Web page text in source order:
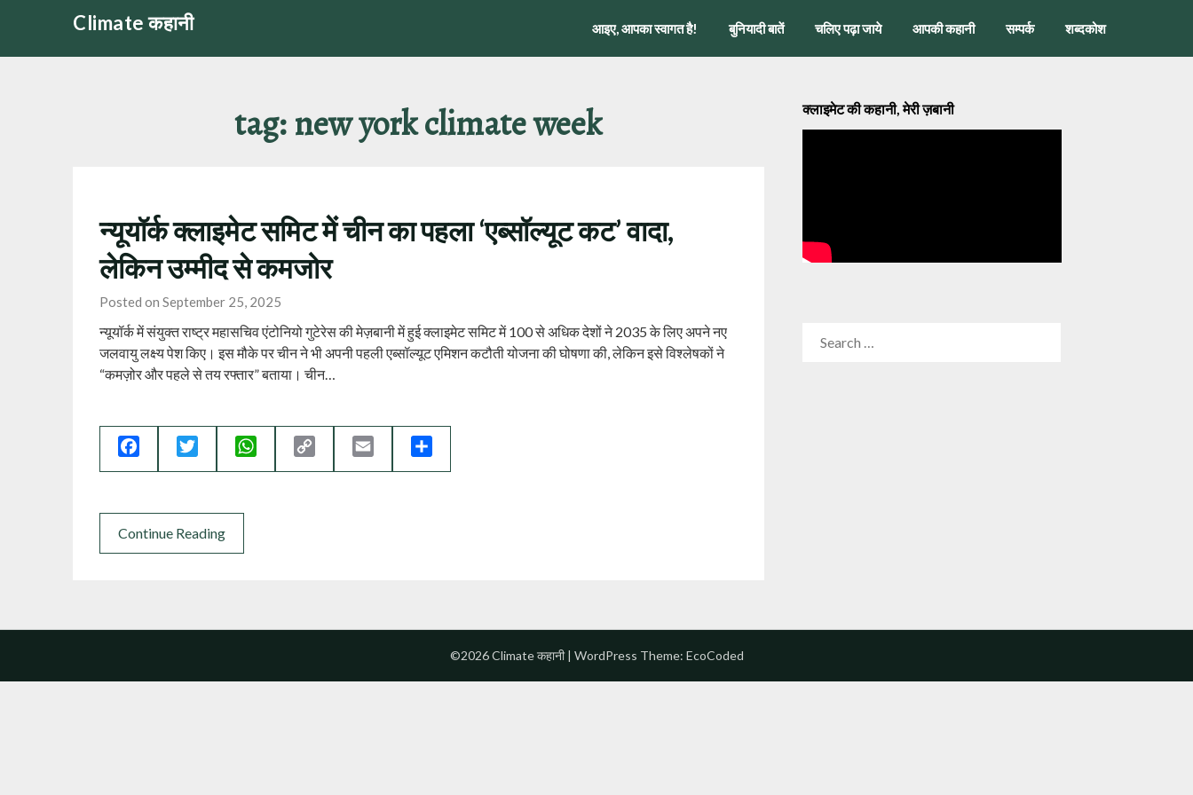
content
Climate कहानी आइए, आपका स्वागत है! बुनियादी बातें चलिए पढ़ा जाये आपकी कहानी सम्पर्क शब्दकोश
tag:new york climate week
न्यूयॉर्क क्लाइमेट समिट में चीन का पहला ‘एब्सॉल्यूट कट’ वादा,
लेकिन उम्मीद से कमजोर
Posted on September 25, 2025
न्यूयॉर्क में संयुक्त राष्ट्र महासचिव एंटोनियो गुटेरेस की मेज़बानी में हुई क्लाइमेट समिट में 100 से अधिक देशों ने 2035 के लिए अपने नए
जलवायु लक्ष्य पेश किए। इस मौके पर चीन ने भी अपनी पहली एब्सॉल्यूट एमिशन कटौती योजना की घोषणा की, लेकिन इसे विश्लेषकों ने
“कमज़ोर और पहले से तय रफ्तार” बताया। चीन…
Facebook Twitter WhatsApp
Link
Continue Reading
क्लाइमेट की कहानी, मेरी ज़बानी
©2026 Climate कहानी| WordPress Theme: EcoCoded